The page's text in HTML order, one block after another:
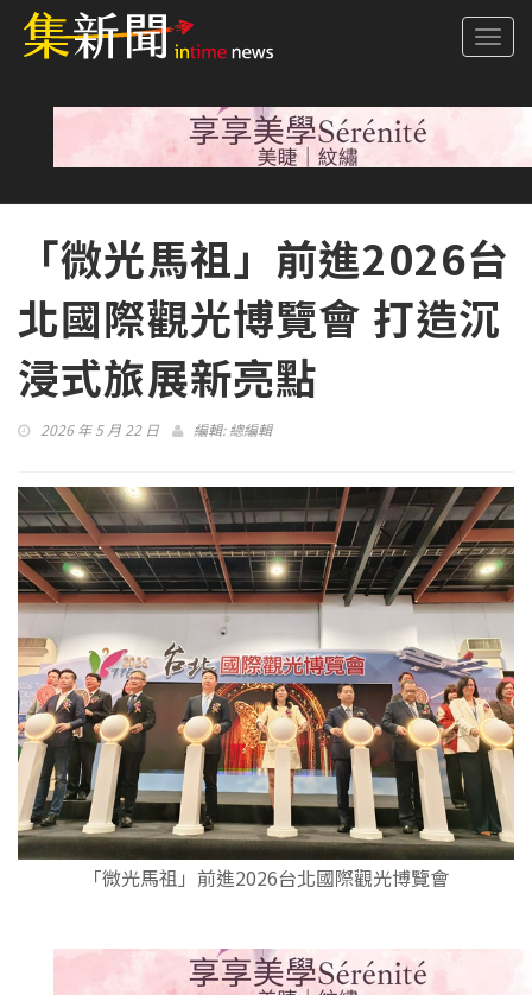
「微光馬祖」前進2026台
北國際觀光博覽會 打造沉
浸式旅展新亮點
2026 年 5 月 22 日 編輯:總編輯
「微光馬祖」前進2026台北國際觀光博覽會